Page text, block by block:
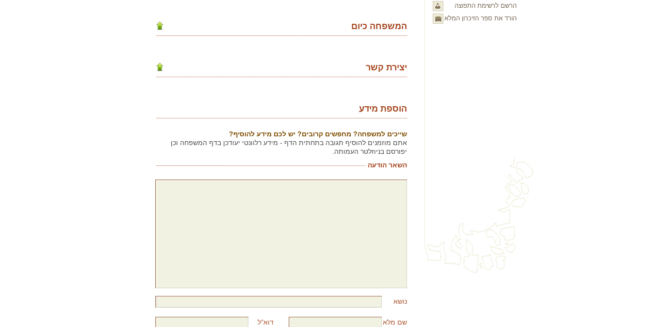
הרשם לרשימת התפוצה
הורד את ספר הזיכרון המלא
המשפחה כיום
יצירת קשר
הוספת מידע
שייכים למשפחה? מחפשים קרובים? יש לכם מידע להוסיף?
אתם מוזמנים להוסיף תגובה בתחתית הדף - מידע רלוונטי יעודכן בדף המשפחה וכן
יפורסם בניוזלטר העמותה.
השאר הודעה
שם מלא דוא"ל
נושא